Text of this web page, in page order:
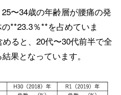
〜34歳の年齢層が腰痛の発
**23.3％**を占めていま
ると、20代〜30代前半で全
果となっています。